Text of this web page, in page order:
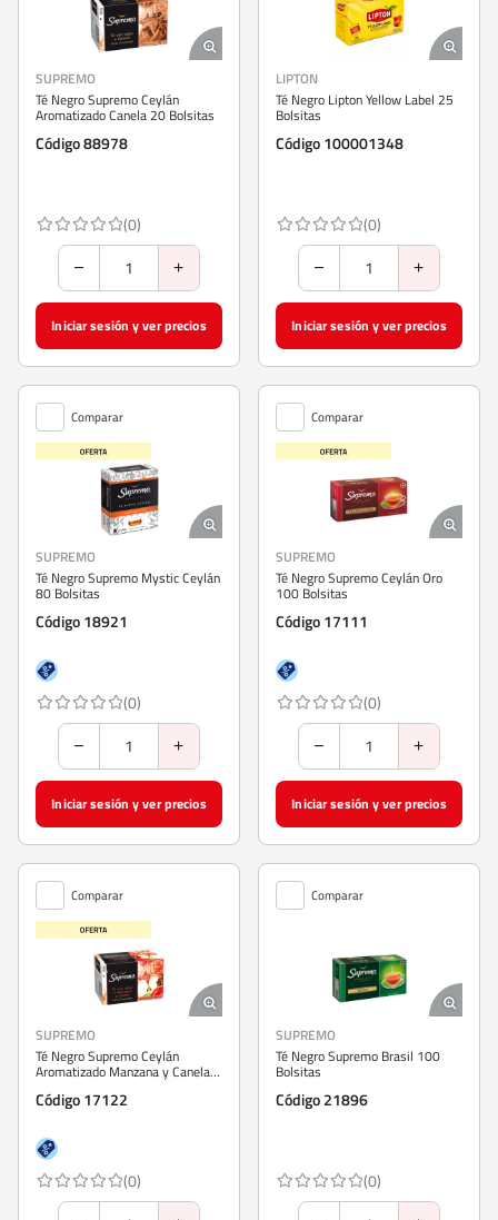
SUPREMO
Té Negro Supremo Ceylán
Aromatizado Canela 20 Bolsitas
Código 88978
(0)
Iniciar sesión y ver precios
LIPTON
Té Negro Lipton Yellow Label 25
Bolsitas
Código 100001348
(0)
Iniciar sesión y ver precios
Comparar
SUPREMO
Té Negro Supremo Mystic Ceylán
80 Bolsitas
Código 18921
(0)
Iniciar sesión y ver precios
Comparar
SUPREMO
Té Negro Supremo Ceylán Oro
100 Bolsitas
Código 17111
(0)
Iniciar sesión y ver precios
Comparar
SUPREMO
Té Negro Supremo Ceylán
Aromatizado Manzana y Canela
Código 17122
(0)
Comparar
SUPREMO
Té Negro Supremo Brasil 100
Bolsitas
Código 21896
(0)